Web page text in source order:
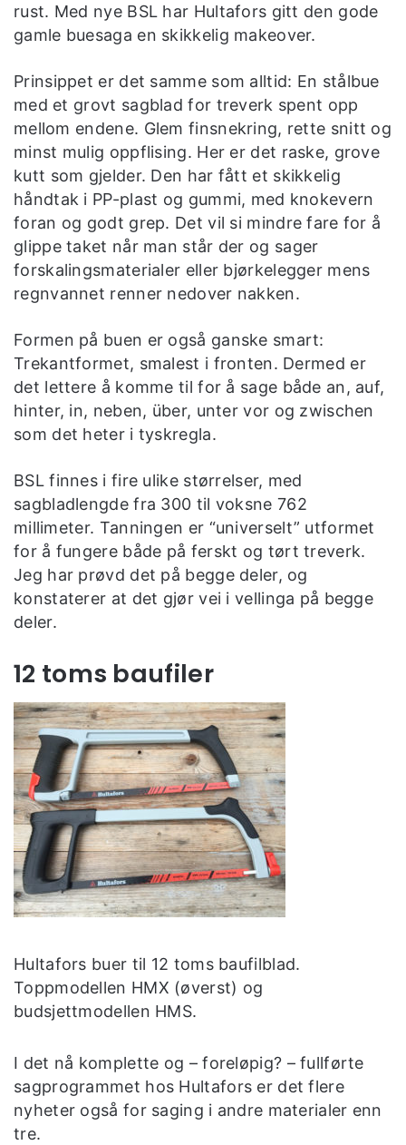
rust. Med nye BSL har Hultafors gitt den gode
gamle buesaga en skikkelig makeover.
Prinsippet er det samme som alltid: En stålbue
med et grovt sagblad for treverk spent opp
mellom endene. Glem finsnekring, rette snitt og
minst mulig oppflising. Her er det raske, grove
kutt som gjelder. Den har fått et skikkelig
håndtak i PP-plast og gummi, med knokevern
foran og godt grep. Det vil si mindre fare for å
glippe taket når man står der og sager
forskalingsmaterialer eller bjørkelegger mens
regnvannet renner nedover nakken.
Formen på buen er også ganske smart:
Trekantformet, smalest i fronten. Dermed er
det lettere å komme til for å sage både an, auf,
hinter, in, neben, über, unter vor og zwischen
som det heter i tyskregla.
BSL finnes i fire ulike størrelser, med
sagbladlengde fra 300 til voksne 762
millimeter. Tanningen er “universelt” utformet
for å fungere både på ferskt og tørt treverk.
Jeg har prøvd det på begge deler, og
konstaterer at det gjør vei i vellinga på begge
deler.
12 toms baufiler
Hultafors buer til 12 toms baufilblad.
Toppmodellen HMX (øverst) og
budsjettmodellen HMS.
I det nå komplette og – foreløpig? – fullførte
sagprogrammet hos Hultafors er det flere
nyheter også for saging i andre materialer enn
tre.